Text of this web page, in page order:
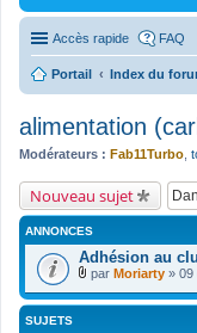
Accès rapide FAQ
Portail Index du
alimentation
Modérateurs : Fab11Turbo
Nouveau sujet
ANNONCES
Adhésion au
F
i
par Moriarty » 09
SUJETS